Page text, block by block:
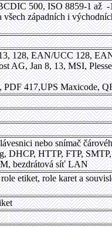
500, ISO 8859-1 až -
západních i
128, EAN/UCC 128,
AG, Jan 8, 13, MSI,
417,UPS Maxicode,
nebo snímač
DHCP, HTTP, FTP,
bezdrátová síť LAN
etiket, role karet a